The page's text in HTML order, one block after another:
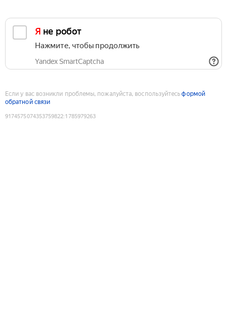
Я не робот
Нажмите, чтобы продолжить
Yandex SmartCaptcha
Если у вас возникли проблемы, пожалуйста, воспользуйтесьформой
обратной связи
9174575074353759822:1785979263